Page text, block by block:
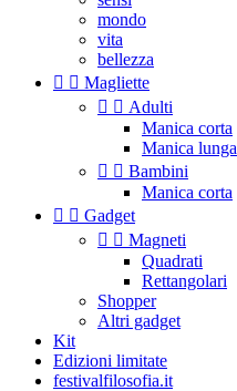
mondo
vita
bellezza
  Magliette
  Adulti
Manica corta
Manica lunga
  Bambini
Manica corta
  Gadget
  Magneti
Quadrati
Rettangolari
Shopper
Altri gadget
Kit
Edizioni limitate
festivalfilosofia.it